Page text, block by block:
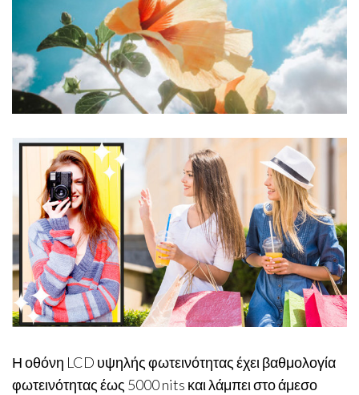
Η οθόνη LCD υψηλής φωτεινότητας έχει βαθμολογία
φωτεινότητας έως 5000 nits και λάμπει στο άμεσο